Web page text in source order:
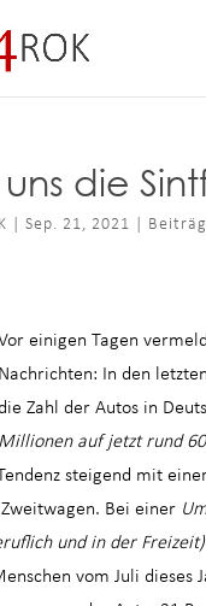
die
Sep. 21, 2021
einigen Tagen
Nachrichten: In den
Zahl der Autos in
Millionen auf jetzt rund
steigend mit
Bei einer
und in der Freizeit)
vom Juli dieses